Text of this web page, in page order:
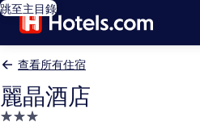
跳至主目錄
查看所有住宿
麗晶酒店
3.0